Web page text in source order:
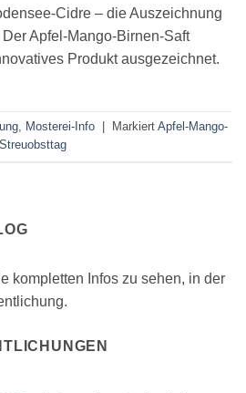
Cidre – die Auszeichnung
Apfel-Mango-Birnen-Saft
Produkt ausgezeichnet.
, Mosterei-Info Markiert Apfel-Mango-
Streuobsttag
kompletten Infos zu sehen, in der